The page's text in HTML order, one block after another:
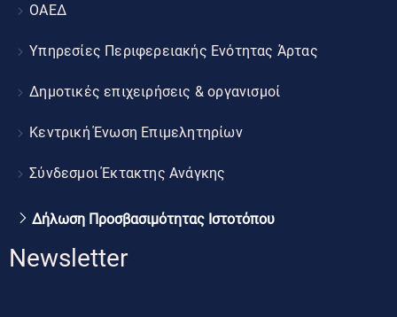
ΟΑΕΔ
Υπηρεσίες Περιφερειακής Ενότητας Άρτας
Δημοτικές επιχειρήσεις & οργανισμοί
Κεντρική Ένωση Επιμελητηρίων
Σύνδεσμοι Έκτακτης Ανάγκης
Δήλωση Προσβασιμότητας Ιστοτόπου
Newsletter